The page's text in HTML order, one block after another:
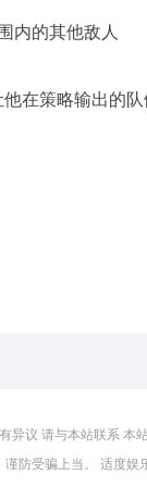
内的其他敌人
在策略输出的
异议 请与本站联系 本
防受骗上当。 适度娱